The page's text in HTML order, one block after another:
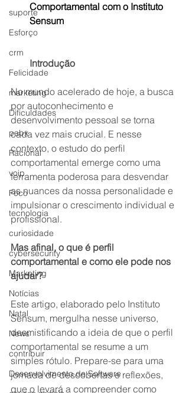
suporte
Esforço
crm
Felicidade
marketing
Dificuldades
pabx
Racional
voip
Foco
tecnologia
curiosidade
cybersecurity
Marketing
Notícias
Natal
News
contribuir
Desenvolvimento de Software
Comportamental com o Instituto
Sensum
Introdução
No mundo acelerado de hoje, a busca
por autoconhecimento e
desenvolvimento pessoal se torna
cada vez mais crucial. E nesse
contexto, o estudo do perfil
comportamental emerge como uma
ferramenta poderosa para desvendar
as nuances da nossa personalidade e
impulsionar o crescimento individual e
profissional.
Mas afinal, o que é perfil
comportamental e como ele pode nos
ajudar?
Este artigo, elaborado pelo Instituto
Sensum, mergulha nesse universo,
desmistificando a ideia de que o perfil
comportamental se resume a um
simples rótulo. Prepare-se para uma
jornada de descobertas e reflexões,
que o levará a compreender como